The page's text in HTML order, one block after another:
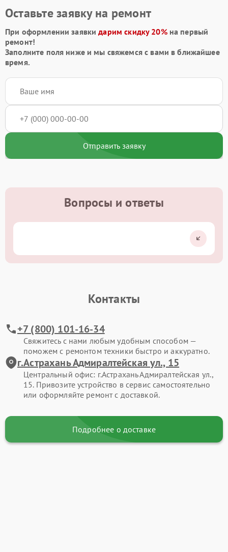
Оставьте заявку на ремонт
При оформлении заявкидарим скидку 20%на первый
ремонт!
Заполните поля ниже и мы свяжемся с вами в ближайшее
время.
Отправить заявку
Вопросы и ответы
Контакты
+7 (800) 101-16-34
Свяжитесь с нами любым удобным способом —
поможем с ремонтом техники быстро и аккуратно.
г.Астрахань Адмиралтейская ул., 15
Центральный офис: г.Астрахань Адмиралтейская ул.,
15. Привозите устройство в сервис самостоятельно
или оформляйте ремонт с доставкой.
Подробнее о доставке